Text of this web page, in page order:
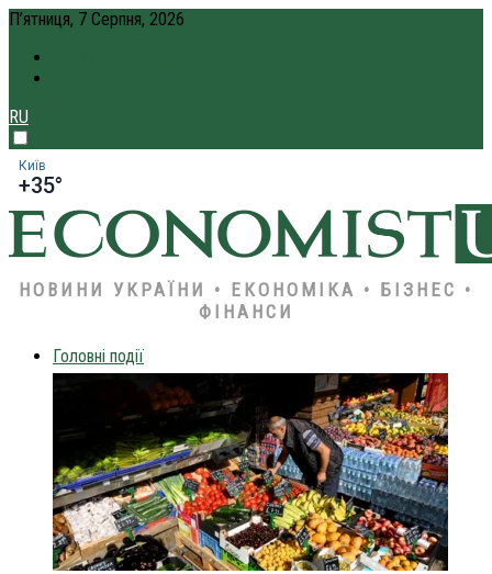
П’ятниця, 7 Серпня, 2026
RU
Київ
+35°
НОВИНИ УКРАЇНИ • ЕКОНОМІКА • БІЗНЕС •
ФІНАНСИ
Головні події